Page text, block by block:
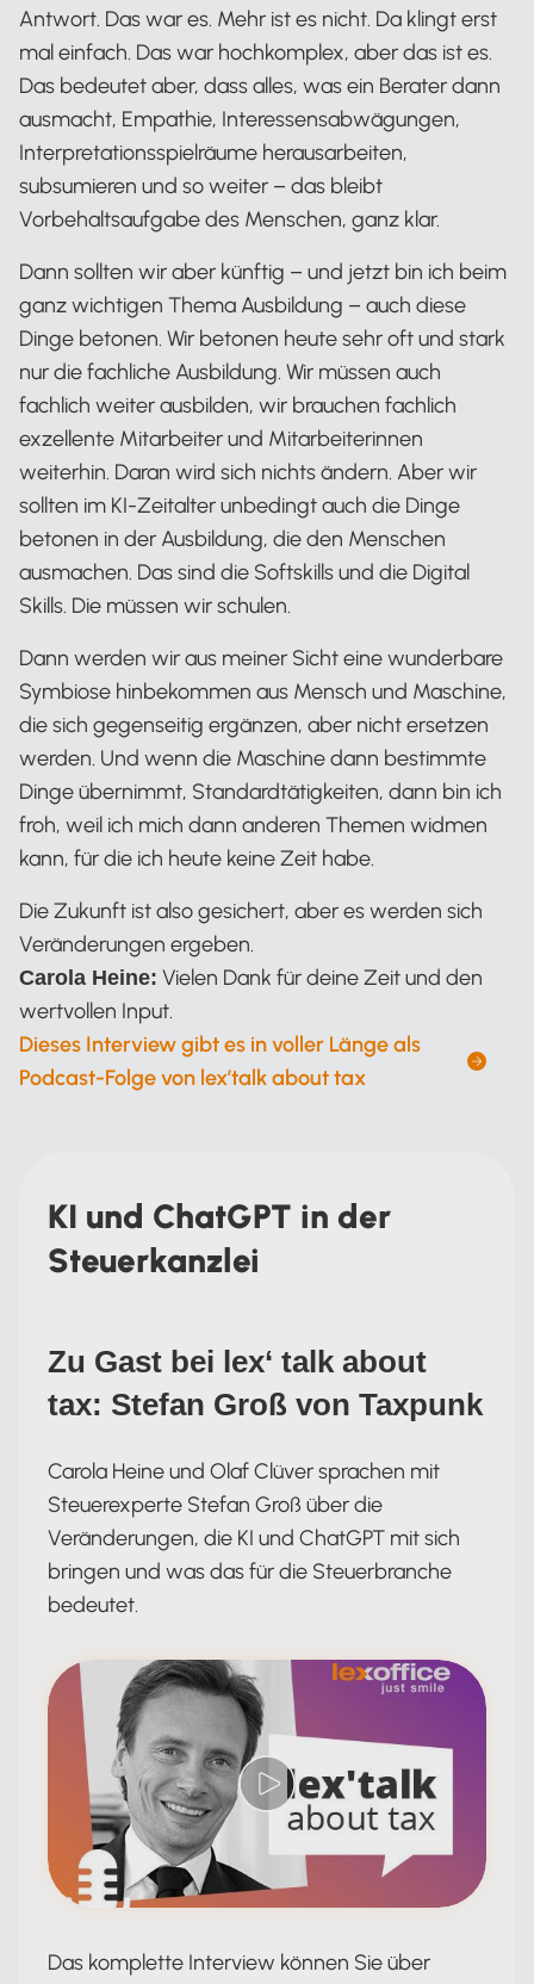
Antwort. Das war es. Mehr ist es nicht. Da klingt erst
mal einfach. Das war hochkomplex, aber das ist es.
Das bedeutet aber, dass alles, was ein Berater dann
ausmacht, Empathie, Interessensabwägungen,
Interpretationsspielräume herausarbeiten,
subsumieren und so weiter – das bleibt
Vorbehaltsaufgabe des Menschen, ganz klar.
Dann sollten wir aber künftig – und jetzt bin ich beim
ganz wichtigen Thema Ausbildung – auch diese
Dinge betonen. Wir betonen heute sehr oft und stark
nur die fachliche Ausbildung. Wir müssen auch
fachlich weiter ausbilden, wir brauchen fachlich
exzellente Mitarbeiter und Mitarbeiterinnen
weiterhin. Daran wird sich nichts ändern. Aber wir
sollten im KI-Zeitalter unbedingt auch die Dinge
betonen in der Ausbildung, die den Menschen
ausmachen. Das sind die Softskills und die Digital
Skills. Die müssen wir schulen.
Dann werden wir aus meiner Sicht eine wunderbare
Symbiose hinbekommen aus Mensch und Maschine,
die sich gegenseitig ergänzen, aber nicht ersetzen
werden. Und wenn die Maschine dann bestimmte
Dinge übernimmt, Standardtätigkeiten, dann bin ich
froh, weil ich mich dann anderen Themen widmen
kann, für die ich heute keine Zeit habe.
Die Zukunft ist also gesichert, aber es werden sich
Veränderungen ergeben.
Carola Heine: Vielen Dank für deine Zeit und den
wertvollen Input.
Dieses Interview gibt es in voller Länge als
Podcast-Folge von lex’talk about tax
KI und ChatGPT in der
Steuerkanzlei
Zu Gast bei lex‘ talk about
tax: Stefan Groß von Taxpunk
Carola Heine und Olaf Clüver sprachen mit
Steuerexperte Stefan Groß über die
Veränderungen, die KI und ChatGPT mit sich
bringen und was das für die Steuerbranche
bedeutet.
Das komplette Interview können Sie über